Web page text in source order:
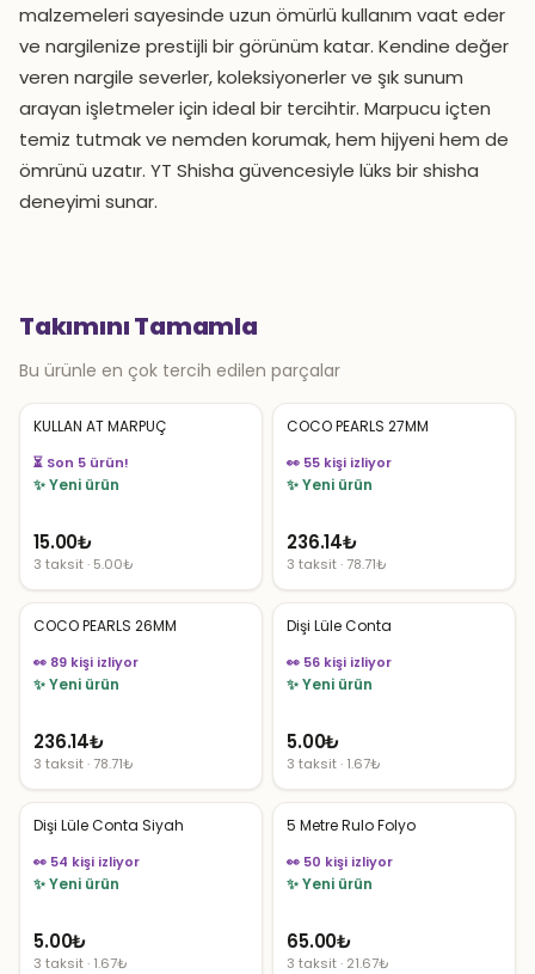
malzemeleri sayesinde uzun ömürlü kullanım vaat eder
ve nargilenize prestijli bir görünüm katar. Kendine değer
veren nargile severler, koleksiyonerler ve şık sunum
arayan işletmeler için ideal bir tercihtir. Marpucu içten
temiz tutmak ve nemden korumak, hem hijyeni hem de
ömrünü uzatır. YT Shisha güvencesiyle lüks bir shisha
deneyimi sunar.
Takımını Tamamla
Bu ürünle en çok tercih edilen parçalar
KULLAN AT MARPUÇ
⏳ Son 5 ürün!
✨ Yeni ürün
15.00₺
3 taksit · 5.00₺
COCO PEARLS 27MM
👀 55 kişi izliyor
✨ Yeni ürün
236.14₺
3 taksit · 78.71₺
COCO PEARLS 26MM
👀 89 kişi izliyor
✨ Yeni ürün
236.14₺
3 taksit · 78.71₺
Dişi Lüle Conta
👀 56 kişi izliyor
✨ Yeni ürün
5.00₺
3 taksit · 1.67₺
Dişi Lüle Conta Siyah
👀 54 kişi izliyor
✨ Yeni ürün
5.00₺
3 taksit · 1.67₺
5 Metre Rulo Folyo
👀 50 kişi izliyor
✨ Yeni ürün
65.00₺
3 taksit · 21.67₺